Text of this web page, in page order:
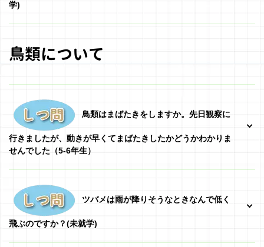
学)
鳥類について
鳥類はまばたきをしますか。先日観察に
行きましたが、動きが早くてまばたきしたかどうかわかりま
せんでした（5-6年生）
ツバメは雨が降りそうなときなんで低く
飛ぶのですか？(未就学)